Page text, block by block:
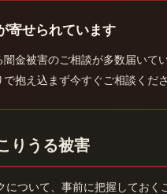
寄せられています
金被害のご相談が多数届いて
抱え込まず今すぐご相談くださ
りうる被害
ついて、事前に把握しておく